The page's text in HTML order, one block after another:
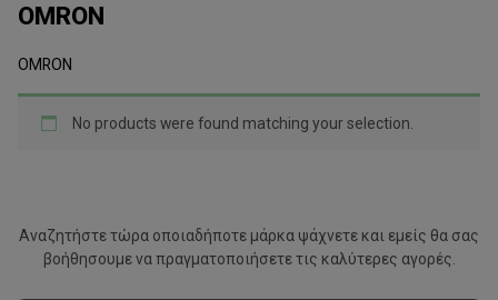
OMRON
OMRON
No products were found matching your selection.
Αναζητήστε τώρα οποιαδήποτε μάρκα ψάχνετε και εμείς θα σας
βοήθησουμε ναπραγματοποιήσετε τις καλύτερες αγορές.